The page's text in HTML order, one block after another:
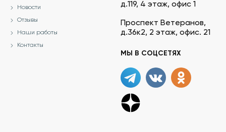
Новости
Отзывы
Наши работы
Контакты
д.119, 4 этаж, офис 1
Проспект Ветеранов,
д.36к2, 2 этаж, офис. 21
МЫ В СОЦСЕТЯХ